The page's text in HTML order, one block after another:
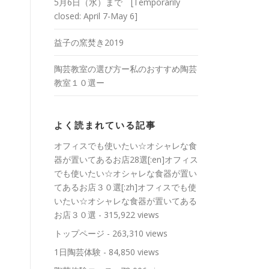
closed: April 7-May 6]
益子の窯焚き2019
陶芸教室の選び方ー私のおすすめ陶芸
教室１０選ー
よく読まれている記事
オフィスでも使いたい☆オシャレな食
器が置いてあるお店28選[:en]オフィス
でも使いたい☆オシャレな食器が置い
てあるお店３０選[:zh]オフィスでも使
いたい☆オシャレな食器が置いてある
お店３０選 - 315,922 views
トップページ - 263,310 views
1日陶芸体験 - 84,850 views